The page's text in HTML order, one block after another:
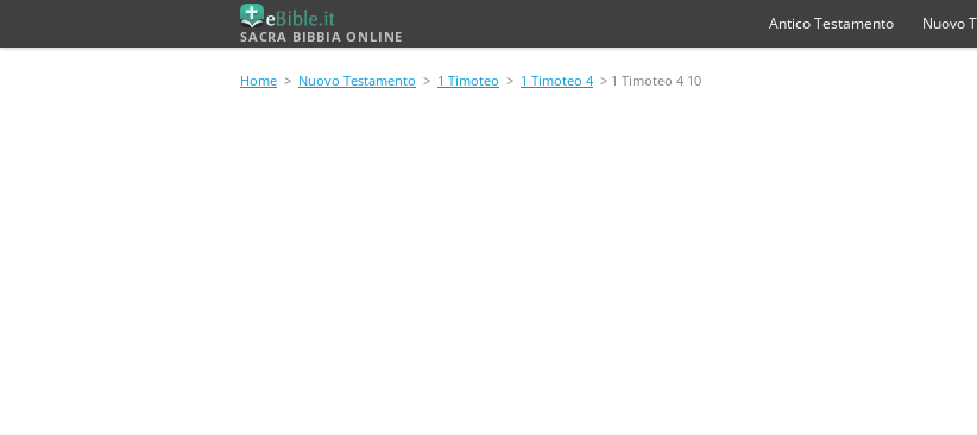
SACRA BIBBIA ONLINE
Antico Testamento Nuovo
Home > Nuovo Testamento > 1 Timoteo > 1 Timoteo 4 > 1 Timoteo 4 10